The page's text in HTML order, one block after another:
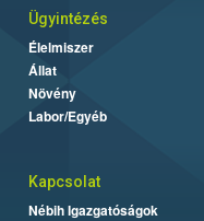
Ügyintézés
Élelmiszer
Állat
Növény
Labor/Egyéb
Kapcsolat
Nébih Igazgatóságok